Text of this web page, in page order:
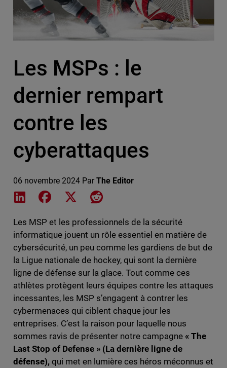
Les MSPs : le
dernier rempart
contre les
cyberattaques
06 novembre 2024 Par The Editor
Share on LinkedIn
Share on Facebook
Share on XShare on Reddit
Les MSP et les professionnels de la sécurité
informatique jouent un rôle essentiel en matière de
cybersécurité, un peu comme les gardiens de but de
la Ligue nationale de hockey, qui sont la dernière
ligne de défense sur la glace. Tout comme ces
athlètes protègent leurs équipes contre les attaques
incessantes, les MSP s’engagent à contrer les
cybermenaces qui ciblent chaque jour les
entreprises. C’est la raison pour laquelle nous
sommes ravis de présenter notre campagne« The
Last Stop of Defense » (La dernière ligne de
défense), qui met en lumière ces héros méconnus et